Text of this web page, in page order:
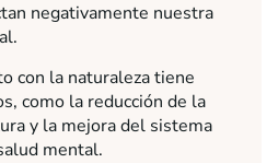
negativamente nuestra
con la naturaleza tiene
como la reducción de la
y la mejora del sistema
mental.